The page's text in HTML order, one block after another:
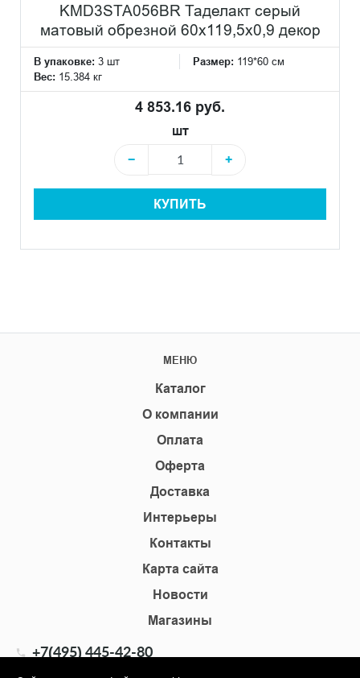
KMD3STA056BR Таделакт серый
матовый обрезной 60x119,5x0,9 декор
В упаковке: 3 шт Размер: 119*60 см
Вес: 15.384 кг
4 853.16 руб.
шт
−
+
КУПИТЬ
МЕНЮ
Каталог
О компании
Оплата
Оферта
Доставка
Интерьеры
Контакты
Карта сайта
Новости
Магазины
+7(495) 445-42-80